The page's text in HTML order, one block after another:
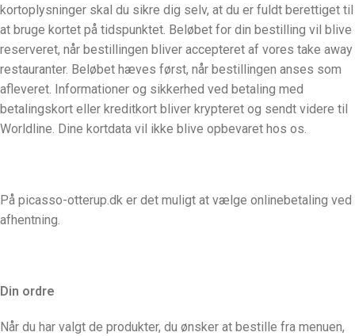
kortoplysninger skal du sikre dig selv, at du er fuldt berettiget til
at bruge kortet på tidspunktet. Beløbet for din bestilling vil blive
reserveret, når bestillingen bliver accepteret af vores take away
restauranter. Beløbet hæves først, når bestillingen anses som
afleveret. Informationer og sikkerhed ved betaling med
betalingskort eller kreditkort bliver krypteret og sendt videre til
Worldline. Dine kortdata vil ikke blive opbevaret hos os.
På picasso-otterup.dk er det muligt at vælge onlinebetaling ved
afhentning.
Din ordre
Når du har valgt de produkter, du ønsker at bestille fra menuen,